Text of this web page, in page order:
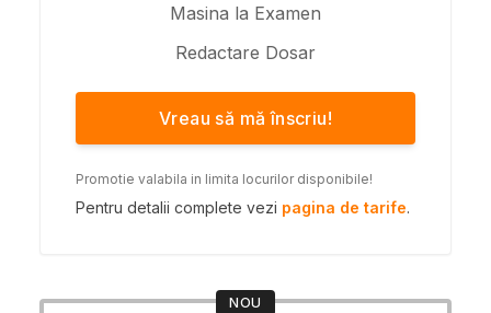
Masina la Examen
Redactare Dosar
Vreau să mă înscriu!
Promotie valabila in limita locurilor disponibile!
Pentru detalii complete vezi pagina de tarife.
NOU